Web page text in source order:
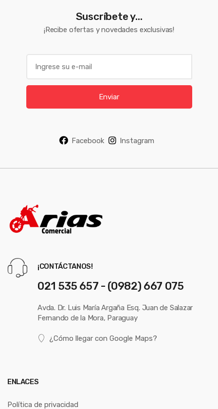
Suscríbete y...
¡Recibe ofertas y novedades exclusivas!
l
Enviar
Facebook Instagram
¡CONTÁCTANOS!
021 535 657 - (0982) 667 075
Avda. Dr. Luis María Argaña Esq. Juan de Salazar
Fernando de la Mora, Paraguay
¿Cómo llegar con Google Maps?
ENLACES
Política de privacidad